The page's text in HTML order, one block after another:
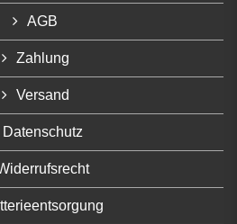
AGB
Zahlung
Versand
Datenschutz